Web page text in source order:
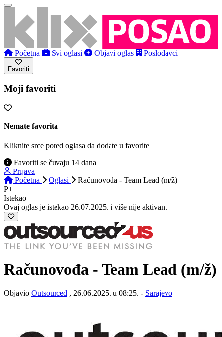
Početna Svi oglasi Objavi oglas Poslodavci
Favoriti
Moji favoriti
Nemate favorita
Kliknite srce pored oglasa da dodate u favorite
Favoriti se čuvaju 14 dana
Prijava
Početna
Oglasi
Računovođa - Team Lead (m/ž)
P+
Istekao
Ovaj oglas je istekao 26.07.2025. i više nije aktivan.
Računovođa - Team Lead (m/ž)
Objavio Outsourced , 26.06.2025. u 08:25. - Sarajevo